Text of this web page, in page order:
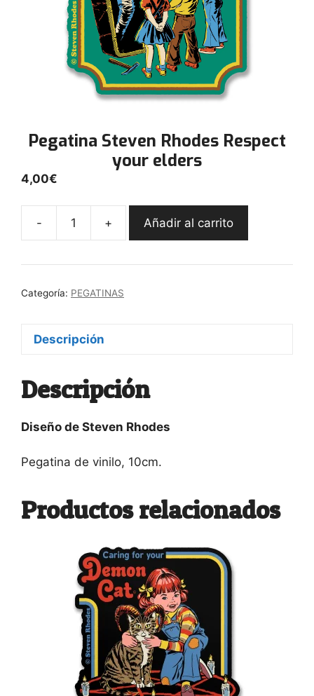
Pegatina Steven Rhodes Respect
your elders
4,00€
-
Pegatina
Rhodes
+ Añadir al carrito
Categoría: PEGATINAS
Descripción
Descripción
Diseño de Steven Rhodes
Pegatina de vinilo, 10cm.
Productos relacionados